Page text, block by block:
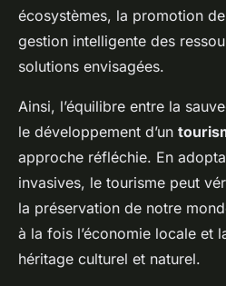
écosystèmes, la promotion
gestion intelligente des
solutions envisagées.
Ainsi, l’équilibre entre la
le développement d’un
approche réfléchie. En
invasives, le tourisme peut
la préservation de notre
à la fois l’économie locale et
héritage culturel et naturel.